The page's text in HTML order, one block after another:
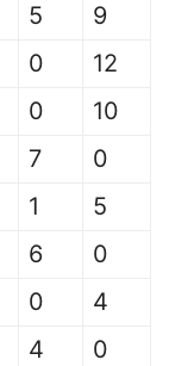
5
9
0
12
0
10
7
0
1
5
6
0
0
4
4
0